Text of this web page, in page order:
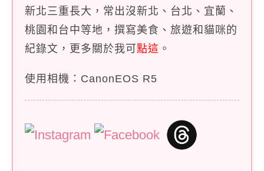
新北三重長大，常出沒新北、台北、宜蘭、
桃園和台中等地，撰寫美食、旅遊和貓咪的
紀錄文，更多關於我可點這 。
使用相機：CanonEOS R5